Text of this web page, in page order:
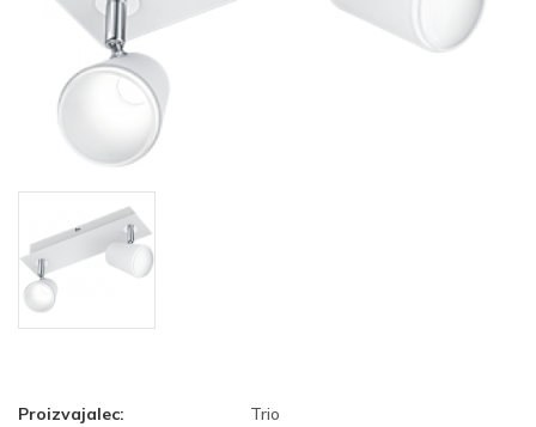
Proizvajalec:
Trio